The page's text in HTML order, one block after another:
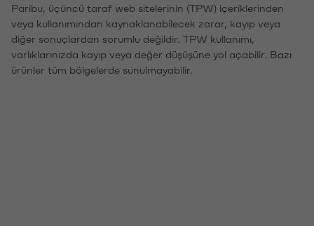
Paribu, üçüncü taraf web sitelerinin (TPW) içeriklerinden
veya kullanımından kaynaklanabilecek zarar, kayıp veya
diğer sonuçlardan sorumlu değildir. TPW kullanımı,
varlıklarınızda kayıp veya değer düşüşüne yol açabilir. Bazı
ürünler tüm bölgelerde sunulmayabilir.